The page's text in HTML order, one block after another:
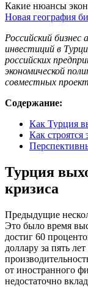
Какие нюансы
Новая география
Российский
инвестиций в
российских
экономической
совместных
Содержание:
Как Турция
Как
Турция
кризиса
Предыдущие
Это было время
достиг 60
доллару за пять
от иностранного
недостаточно